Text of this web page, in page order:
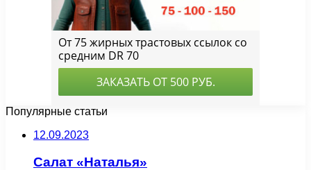
Популярные статьи
12.09.2023
Салат «Наталья»